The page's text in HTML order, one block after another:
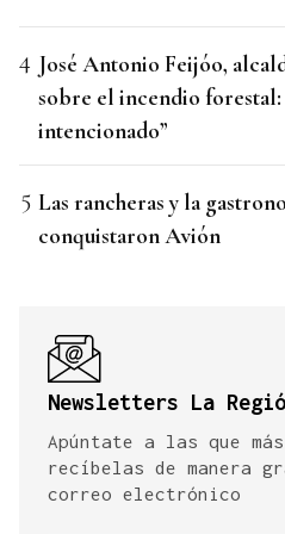
José Antonio Feijóo,
sobre el incendio forestal:
intencionado”
Las rancheras y la
conquistaron Avión
Newsletters La
Apúntate a las que
recíbelas de manera
correo electrónico